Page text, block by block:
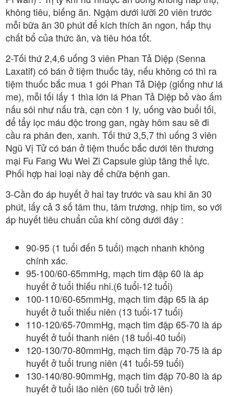
không tiêu, biếng ăn. Ngậm dưới lưỡi 20 viên trước
mỗi bữa ăn 30 phút để kích thích ăn ngon, hấp thụ
chất bổ của thức ăn, và tiêu hóa tốt.
2-Tối thứ 2,4,6 uống 3 viên Phan Tả Diệp (Senna
Laxatif) có bán ở tiệm thuốc tây, nếu không có thì ra
tiệm thuốc bắc mua 1 gói Phan Tả Diệp (giống như lá
me), mỗi tối lấy 1 thìa lớn lá Phan Tả Diệp bỏ vào ấm
nấu sôi như nấu trà, cạn còn 1 ly, uống vào buổi tối,
để tẩy lọc máu độc trong gan, ngày hôm sau sẽ đi
cầu ra phân đen, xanh. Tối thứ 3,5,7 thì uống 3 viên
Ngũ Vị Tử có bán ở tiệm thuốc bắc dưới tên thương
mại Fu Fang Wu Wei Zi Capsule giúp tăng thể lực.
Phối hợp hai loại này để chữa bệnh gan.
3-Cần đo áp huyết ở hai tay trước và sau khi ăn 30
phút, lấy cả 3 số tâm thu, tâm trương, nhịp tim, so với
áp huyết tiêu chuẩn của khí công dưới đây :
90-95 (1 tuổi đến 5 tuổi) mạch nhanh không
chính xác.
95-100/60-65mmHg, mạch tim đập 60 là áp
huyết ở tuổi thiếu nhi.(6 tuổi-12 tuổi)
100-110/60-65mmHg, mạch tim đập 65 là áp
huyết ở tuổi thiếu niên (13 tuổi-17 tuổi)
110-120/65-70mmHg, mạch tim đập 65-70 là áp
huyết ở tuổi thanh niên (18 tuổi-40 tuổi)
120-130/70-80mmHg, mạch tim đập 70-75 là áp
huyết ở tuổi trung niên (41 tuổi-59 tuổi)
130-140/80-90mmHg, mạch tim đập 70-80 là áp
huyết ở tuổi lão niên (60 tuổi trở lên)